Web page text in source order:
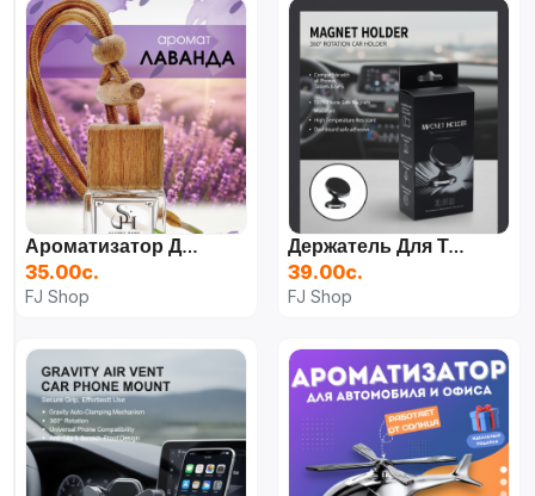
Ароматизатор Для Автомобиля, Парфюм, Освежитель Воздуха, Вонючка Для Машины
35.00с.
FJ Shop
Держатель Для Телефона, Автомобильный, Магнитный
39.00с.
FJ Shop